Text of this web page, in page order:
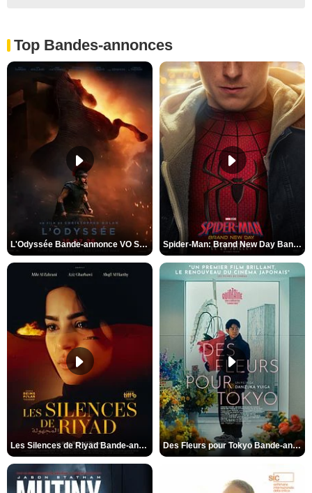
Top Bandes-annonces
L'Odyssée Bande-annonce VO STFR Spider-Man: Brand New Day Bande-annonce VO STFR
Les Silences de Riyad Bande-annonce VO STFR Des Fleurs pour Tokyo Bande-annonce VO STFR